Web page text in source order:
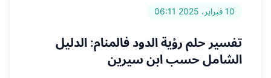
10 فبراير، 2025 06:11
تفسير حلم رؤية الدود فالمنام: الدليل
الشامل حسب ابن سيرين